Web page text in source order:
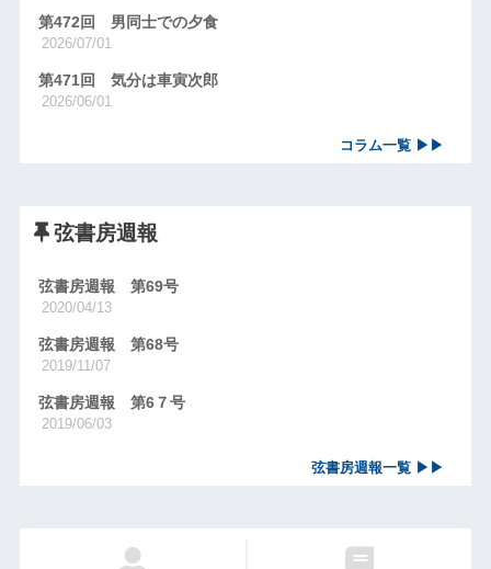
第472回 男同士での夕食
2026/07/01
第471回 気分は車寅次郎
2026/06/01
コラム一覧 ▶▶
弦書房週報
弦書房週報 第69号
2020/04/13
弦書房週報 第68号
2019/11/07
弦書房週報 第6７号
2019/06/03
弦書房週報一覧 ▶▶